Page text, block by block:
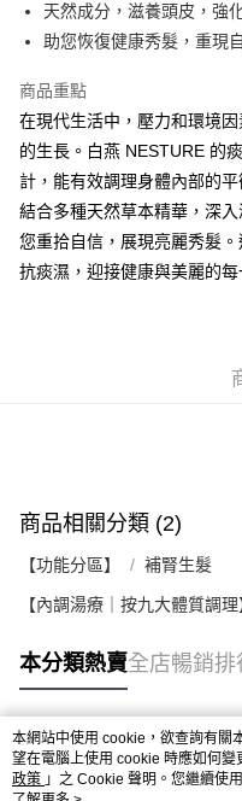
其他轉帳方式
客人可選擇銀行轉賬、轉數快、
填寫正確，錯誤資料將導致閣下
WhatsApp 客服至 +852
的訂單。
送貨方式
順豐速遞｜寄出日起計派送
App以查詢物流進度
每筆HK$43.00，滿
付款後客服預約｜門市自取(
天然成分，滋養頭皮，強
助您恢復健康秀髮，重現
商品重點
在現代生活中，壓力和環境
的生長。白燕 NESTURE 的
計，能有效調理身體內部的
結合多種天然草本精華，深
您重拾自信，展現亮麗秀髮
抗痰濕，迎接健康與美麗的每
商品相關分類 (2)
【功能分區】 補腎生髮
【內調湯療｜按九大體質調
本分類熱賣全店暢銷排
熱門標籤
本網站中使用 cookie，欲查詢有關
望在電腦上使用 cookie 時應如何
政策 」之 Cookie 聲明。您繼續使